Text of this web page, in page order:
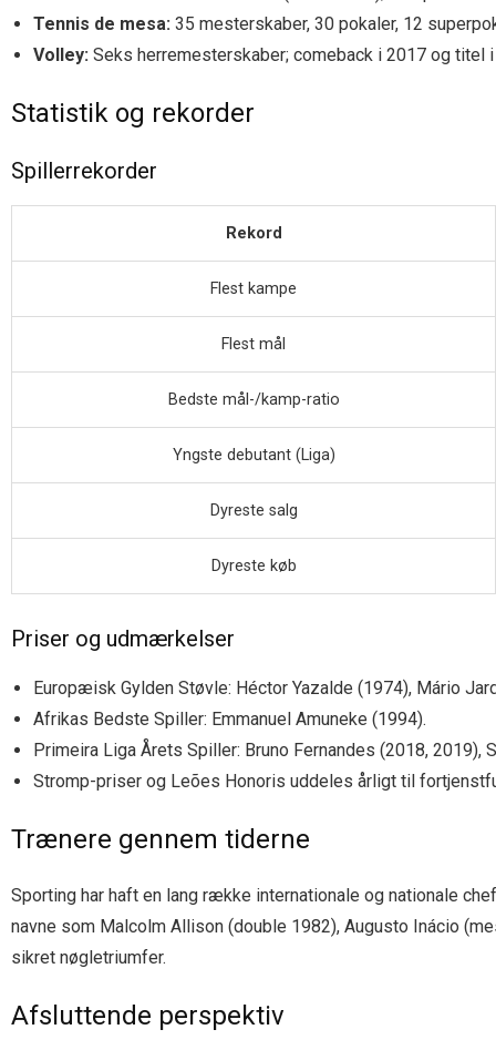
Tennis de mesa: 35 mesterskaber, 30 pokaler, 12
Volley: Seks herremesterskaber; comeback i 2017 og
Statistik og rekorder
Spillerrekorder
Rekord
Flest kampe
Flest mål
Bedste mål-/kamp-ratio
Yngste debutant (Liga)
Dyreste salg
Dyreste køb
Priser og udmærkelser
Europæisk Gylden Støvle: Héctor Yazalde (1974), Mário
Afrikas Bedste Spiller: Emmanuel Amuneke (1994).
Primeira Liga Årets Spiller: Bruno Fernandes (2018, 2019),
Stromp-priser og Leões Honoris uddeles årligt til
Trænere gennem tiderne
Sporting har haft en lang række internationale og nationale
navne som Malcolm Allison (double 1982), Augusto Inácio
sikret nøgletriumfer.
Afsluttende perspektiv